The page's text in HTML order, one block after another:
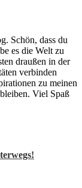
Schön, dass du
es die Welt zu
draußen in der
verbinden
zu meinen
Viel Spaß